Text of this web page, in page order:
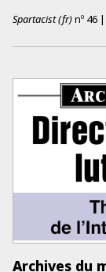
Spartacist (fr)nº 46 |
Archives du